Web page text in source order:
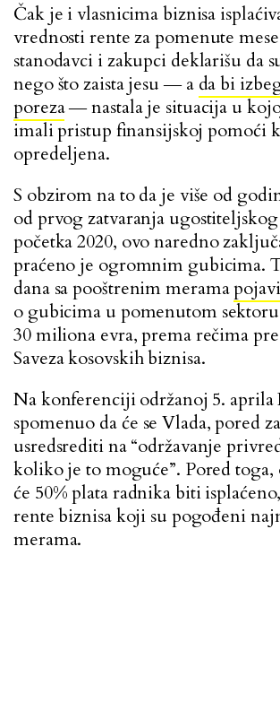
Čak je i vlasnicima biznisa
vrednosti rente za pomenute
stanodavci i zakupci deklarišu da
nego što zaista jesu ― a da bi
poreza― nastala je situacija u
imali pristup finansijskoj pomoći
opredeljena.
S obzirom na to da je više od
od prvog zatvaranja ugostiteljskog
početka 2020, ovo naredno
praćeno je ogromnim gubicima.
dana sa pooštrenim merama
o gubicima u pomenutom
30 miliona evra, prema rečima
Saveza kosovskih biznisa.
Na konferenciji održanoj 5.
spomenuo da će se Vlada, pored
usredsrediti na “održavanje
koliko je to moguće”. Pored toga,
će 50% plata radnika biti
rente biznisa koji su pogođeni
merama.